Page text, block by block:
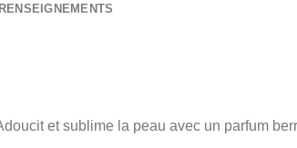
RENSEIGNEMENTS
et sublime la peau avec un parfum